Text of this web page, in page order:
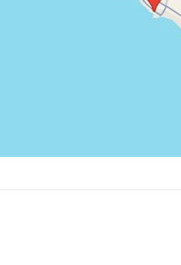
ubytovania, pričom sa